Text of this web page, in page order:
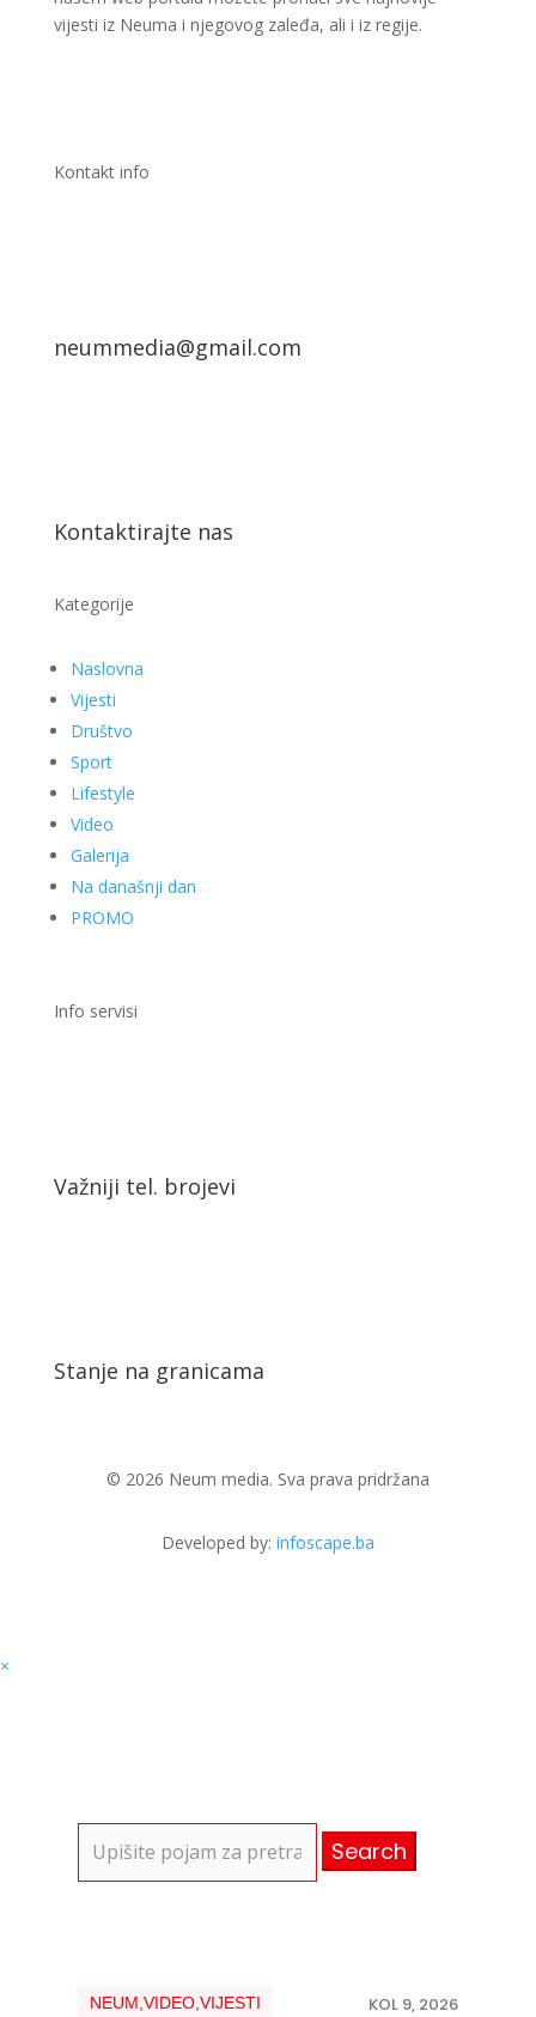
vijesti iz Neuma i njegovog zaleđa, ali i iz regije.
Kontakt info
neummedia@gmail.com
Kontaktirajte nas
Kategorije
Naslovna
Vijesti
Društvo
Sport
Lifestyle
Video
Galerija
Na današnji dan
PROMO
Info servisi
Važniji tel. brojevi
Stanje na granicama
© 2026 Neum media. Sva prava pridržana
Developed by: infoscape.ba
×
for:
NEUM VIDEO, VIJESTI KOL 9, 2026